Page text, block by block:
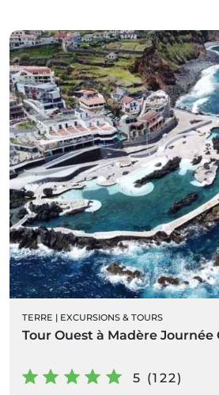
TERRE | EXCURSIONS & TOURS
Tour Ouest à Madère
5 (122)